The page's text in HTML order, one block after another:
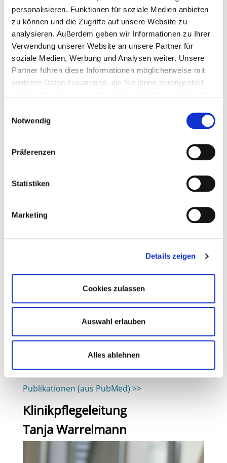
personalisieren, Funktionen für soziale Medien anbieten
zu können und die Zugriffe auf unsere Website zu
analysieren. Außerdem geben wir Informationen zu Ihrer
Verwendung unserer Website an unsere Partner für
soziale Medien, Werbung und Analysen weiter. Unsere
Partner führen diese Informationen möglicherweise mit
weiteren Daten zusammen, die Sie ihnen bereitgestellt
Notwendig
Präferenzen
Statistiken
Marketing
Details zeigen
Cookies zulassen
Auswahl erlauben
Alles ablehnen
Chefarzt der Klinik für Innere Medizin
mit den Schwerpunkten Gastroenterologie,
Diabetologie und Stoffwechsel
(0421) 879 - 1231
(0421) 879 - 1559
jan-michel.otte@gesundheitnord.de
Publikationen (aus PubMed) >>
Klinikpflegeleitung
Tanja Warrelmann